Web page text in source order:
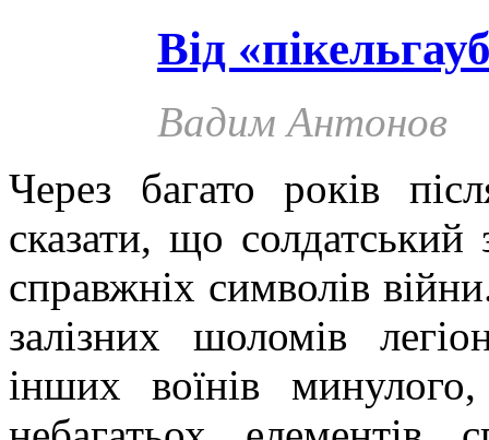
Від
Вадим Антонов
Через багато років
сказати, що
справжніх символів
залізних шоломів
інших воїнів